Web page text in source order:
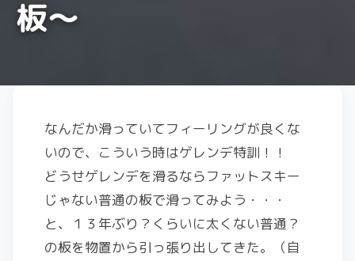
板〜
なんだか滑っていてフィーリングが良くな
いので、こういう時はゲレンデ特訓！！
どうせゲレンデを滑るならファットスキー
じゃない普通の板で滑ってみよう・・・
と、１３年ぶり？くらいに太くない普通？
の板を物置から引っ張り出してきた。（自